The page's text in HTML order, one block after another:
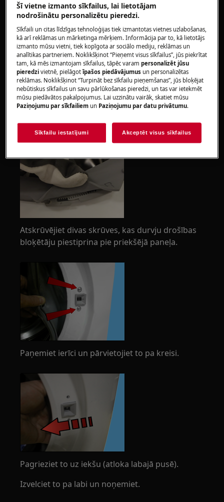
Lūdzu, ņemiet vērā, ka, veicot nepareizu remontu,
pašremonts vai neprofesionāls remonts var izraisīt
drošības sekas
DURVJU DROŠĪBAS IERĪCE (AR IEKĀRTOTU
ATLOKU)
Noņemiet plastmasas gredzenu, kas piestiprina
silfona blīvējumu pie korpusa.
Atlaidiet silfona blīvējumu no skapja.
Atskrūvējiet divas skrūves, kas durvju drošības
bloķētāju piestiprina pie priekšējā paneļa.
Paņemiet ierīci un pārvietojiet to pa kreisi.
Pagrieziet to uz iekšu (atloka labajā pusē).
Izvelciet to pa labi un noņemiet.
Šī vietne izmanto sīkfailus, lai lietotājam
nodrošinātu personalizētu pieredzi.
Sīkfaili un citas līdzīgas tehnoloģijas tiek izmantotas vietnes uzlabošanas,
kā arī reklāmas un mārketinga mērķiem. Informācija par to, kā lietotājs
izmanto mūsu vietni, tiek kopīgota ar sociālo mediju, reklāmas un
analītikas partneriem. Noklikšķinot “Pieņemt visus sīkfailus”, jūs piekrītat
tam, kā mēs izmantojam sīkfailus, tāpēc varampersonalizēt jūsu
pieredzivietnē, pielāgotīpašos piedāvājumus un personalizētas
reklāmas. Noklikšķinot “Turpināt bez sīkfailu pieņemšanas”, jūs bloķējat
nebūtiskus sīkfailus un savu pārlūkošanas pieredzi, un tas var ietekmēt
mūsu piedāvātos pakalpojumus. Lai uzzinātu vairāk, skatiet mūsu
Paziņojumu par sīkfailiem un Paziņojumu par datu privātumu.
Sīkfailu iestatījumi Akceptēt visus sīkfailus